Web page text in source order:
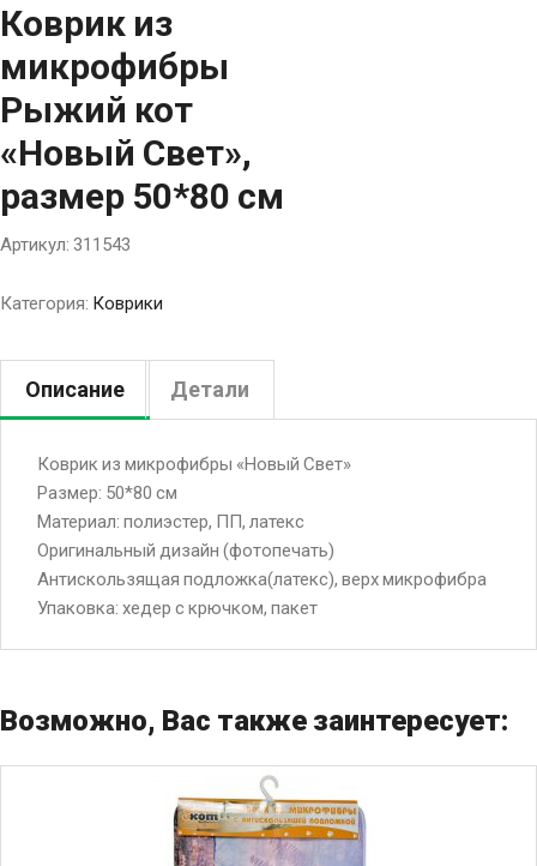
Коврик из
микрофибры
Рыжий кот
«Новый Свет»,
размер 50*80 см
Артикул: 311543
Категория: Коврики
Описание Детали
Коврик из микрофибры «Новый Свет»
Размер: 50*80 см
Материал: полиэстер, ПП, латекс
Оригинальный дизайн (фотопечать)
Антискользящая подложка(латекс), верх микрофибра
Упаковка: хедер с крючком, пакет
Возможно, Вас также заинтересует: